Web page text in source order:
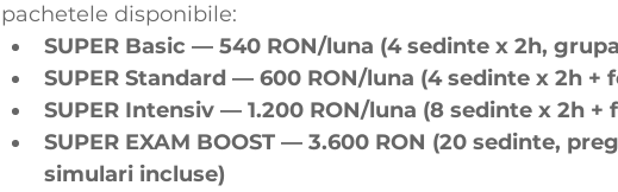
pachetele disponibile:
SUPER Basic — 540 RON/luna (4 sedinte x 2h,
SUPER Standard — 600 RON/luna (4 sedinte x 2h +
SUPER Intensiv — 1.200 RON/luna (8 sedinte x 2h +
SUPER EXAM BOOST — 3.600 RON (20 sedinte,
simulari incluse)